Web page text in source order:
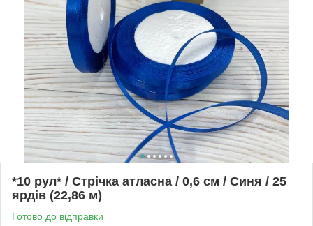
*10 рул* / Стрічка атласна / 0,6 см / Синя / 25
ярдів (22,86 м)
Готово до відправки